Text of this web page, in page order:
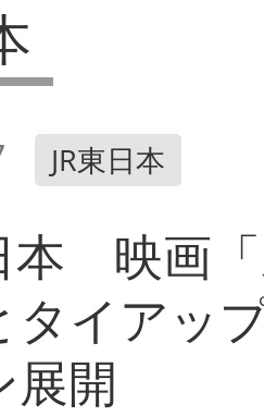
JR東日本
本 映画
タイアッ
展開